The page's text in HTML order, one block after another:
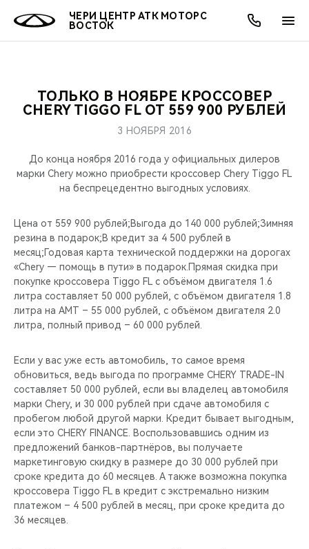
ЧЕРИ ЦЕНТР АТК МОТОРС
ВОСТОК
МОДЕЛИ
КРОССОВЕРЫ
СЕДАНЫ
НОВИНКИ
ПОКУПАТЕЛЯМ
КРЕДИТ И СТРАХОВАНИЕ
ВЛАДЕЛЬЦАМ
ЗАПЧАСТИ И АКСЕССУАРЫ
CHERY CONNECT
МИР CHERY
О БРЕНДЕ
ЛЮДИ CHERY
БЛАГОТВОРИТЕЛЬНОСТЬ
CHERY REMOTE
НАШИ МЕРОПРИЯТИЯ
ВИДЕООБЗОРЫ
CHERY ДЛЯ ДЕТЕЙ
АКЦИИ
ОНЛАЙН СЕРВИСЫ
КРЕДИТ
О КОМПАНИИ
МЫ В СОЦСЕТЯХ
ТОЛЬКО В НОЯБРЕ КРОССОВЕР
CHERY TIGGO FL ОТ 559 900 РУБЛЕЙ
3 НОЯБРЯ 2016
До конца ноября 2016 года у официальных дилеров
марки Chery можно приобрести кроссовер Chery Tiggo FL
на беспрецедентно выгодных условиях.
Цена от 559 900 рублей;Выгода до 140 000 рублей;Зимняя
резина в подарок;В кредит за 4 500 рублей в
месяц;Годовая карта технической поддержки на дорогах
«Chery — помощь в пути» в подарок.Прямая скидка при
покупке кроссовера Tiggo FL с объёмом двигателя 1.6
литра составляет 50 000 рублей, c объёмом двигателя 1.8
литра на AMT – 55 000 рублей, c объёмом двигателя 2.0
литра, полный привод – 60 000 рублей.
Если у вас уже есть автомобиль, то самое время
обновиться, ведь выгода по программе CHERY TRADE-IN
составляет 50 000 рублей, если вы владелец автомобиля
марки Chery, и 30 000 рублей при сдаче автомобиля с
пробегом любой другой марки. Кредит бывает выгодным,
если это CHERY FINANCE. Воспользовавшись одним из
предложений банков-партнёров, вы получаете
маркетинговую скидку в размере до 30 000 рублей при
сроке кредита до 60 месяцев. А также возможна покупка
кроссовера Tiggo FL в кредит с экстремально низким
платежом – 4 500 рублей в месяц, при сроке кредита до
36 месяцев.